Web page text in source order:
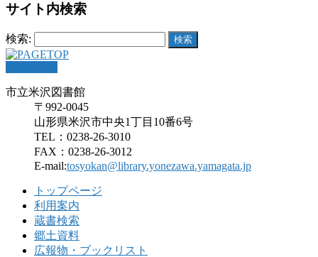
サイト内検索
検索:
市立米沢図書館
〒992-0045
山形県米沢市中央1丁目10番6号
TEL：0238-26-3010
FAX：0238-26-3012
E-mail:tosyokan@library.yonezawa.yamagata.jp
トップページ
利用案内
蔵書検索
郷土資料
広報物・ブックリスト